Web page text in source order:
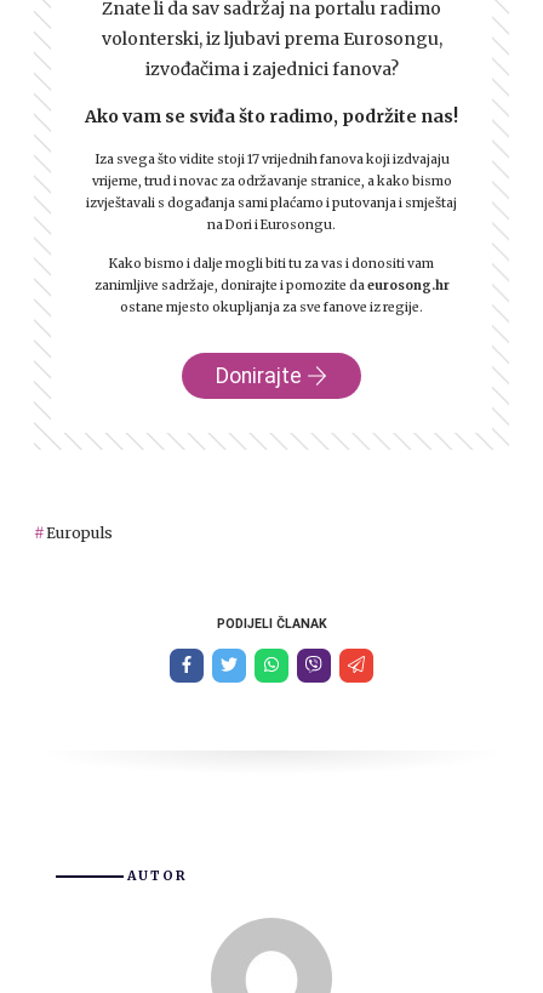
Znate li da sav sadržaj na portalu radimo
volonterski, iz ljubavi prema Eurosongu,
izvođačima i zajednici fanova?
Ako vam se sviđa što radimo, podržite nas!
Iza svega što vidite stoji 17 vrijednih fanova koji izdvajaju
vrijeme, trud i novac za održavanje stranice, a kako bismo
izvještavali s događanja sami plaćamo i putovanja i smještaj
na Dori i Eurosongu.
Kako bismo i dalje mogli biti tu za vas i donositi vam
zanimljive sadržaje, donirajte i pomozite daeurosong.hr
ostane mjesto okupljanja za sve fanove iz regije.
Donirajte
Europuls
PODIJELI ČLANAK
AUTOR